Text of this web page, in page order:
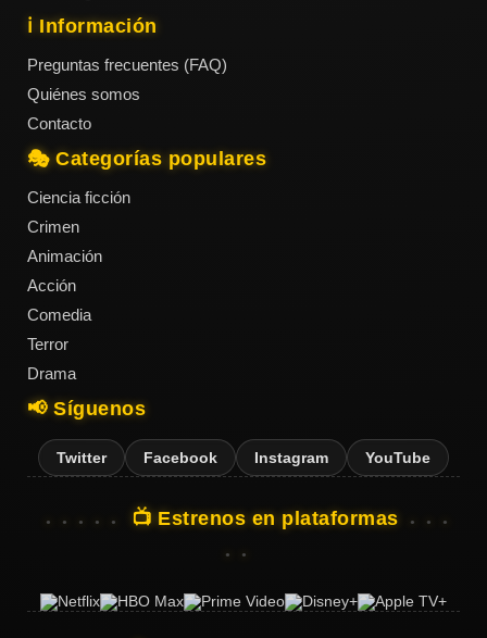
ℹ️ Información
Preguntas frecuentes (FAQ)
Quiénes somos
Contacto
🎭 Categorías populares
Ciencia ficción
Crimen
Animación
Acción
Comedia
Terror
Drama
📢 Síguenos
Twitter Facebook Instagram YouTube
📺 Estrenos en plataformas